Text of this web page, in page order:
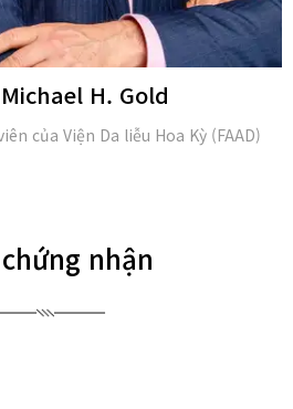
H. Gold
Viện Da liễu Hoa Kỳ (FAAD)
nhận